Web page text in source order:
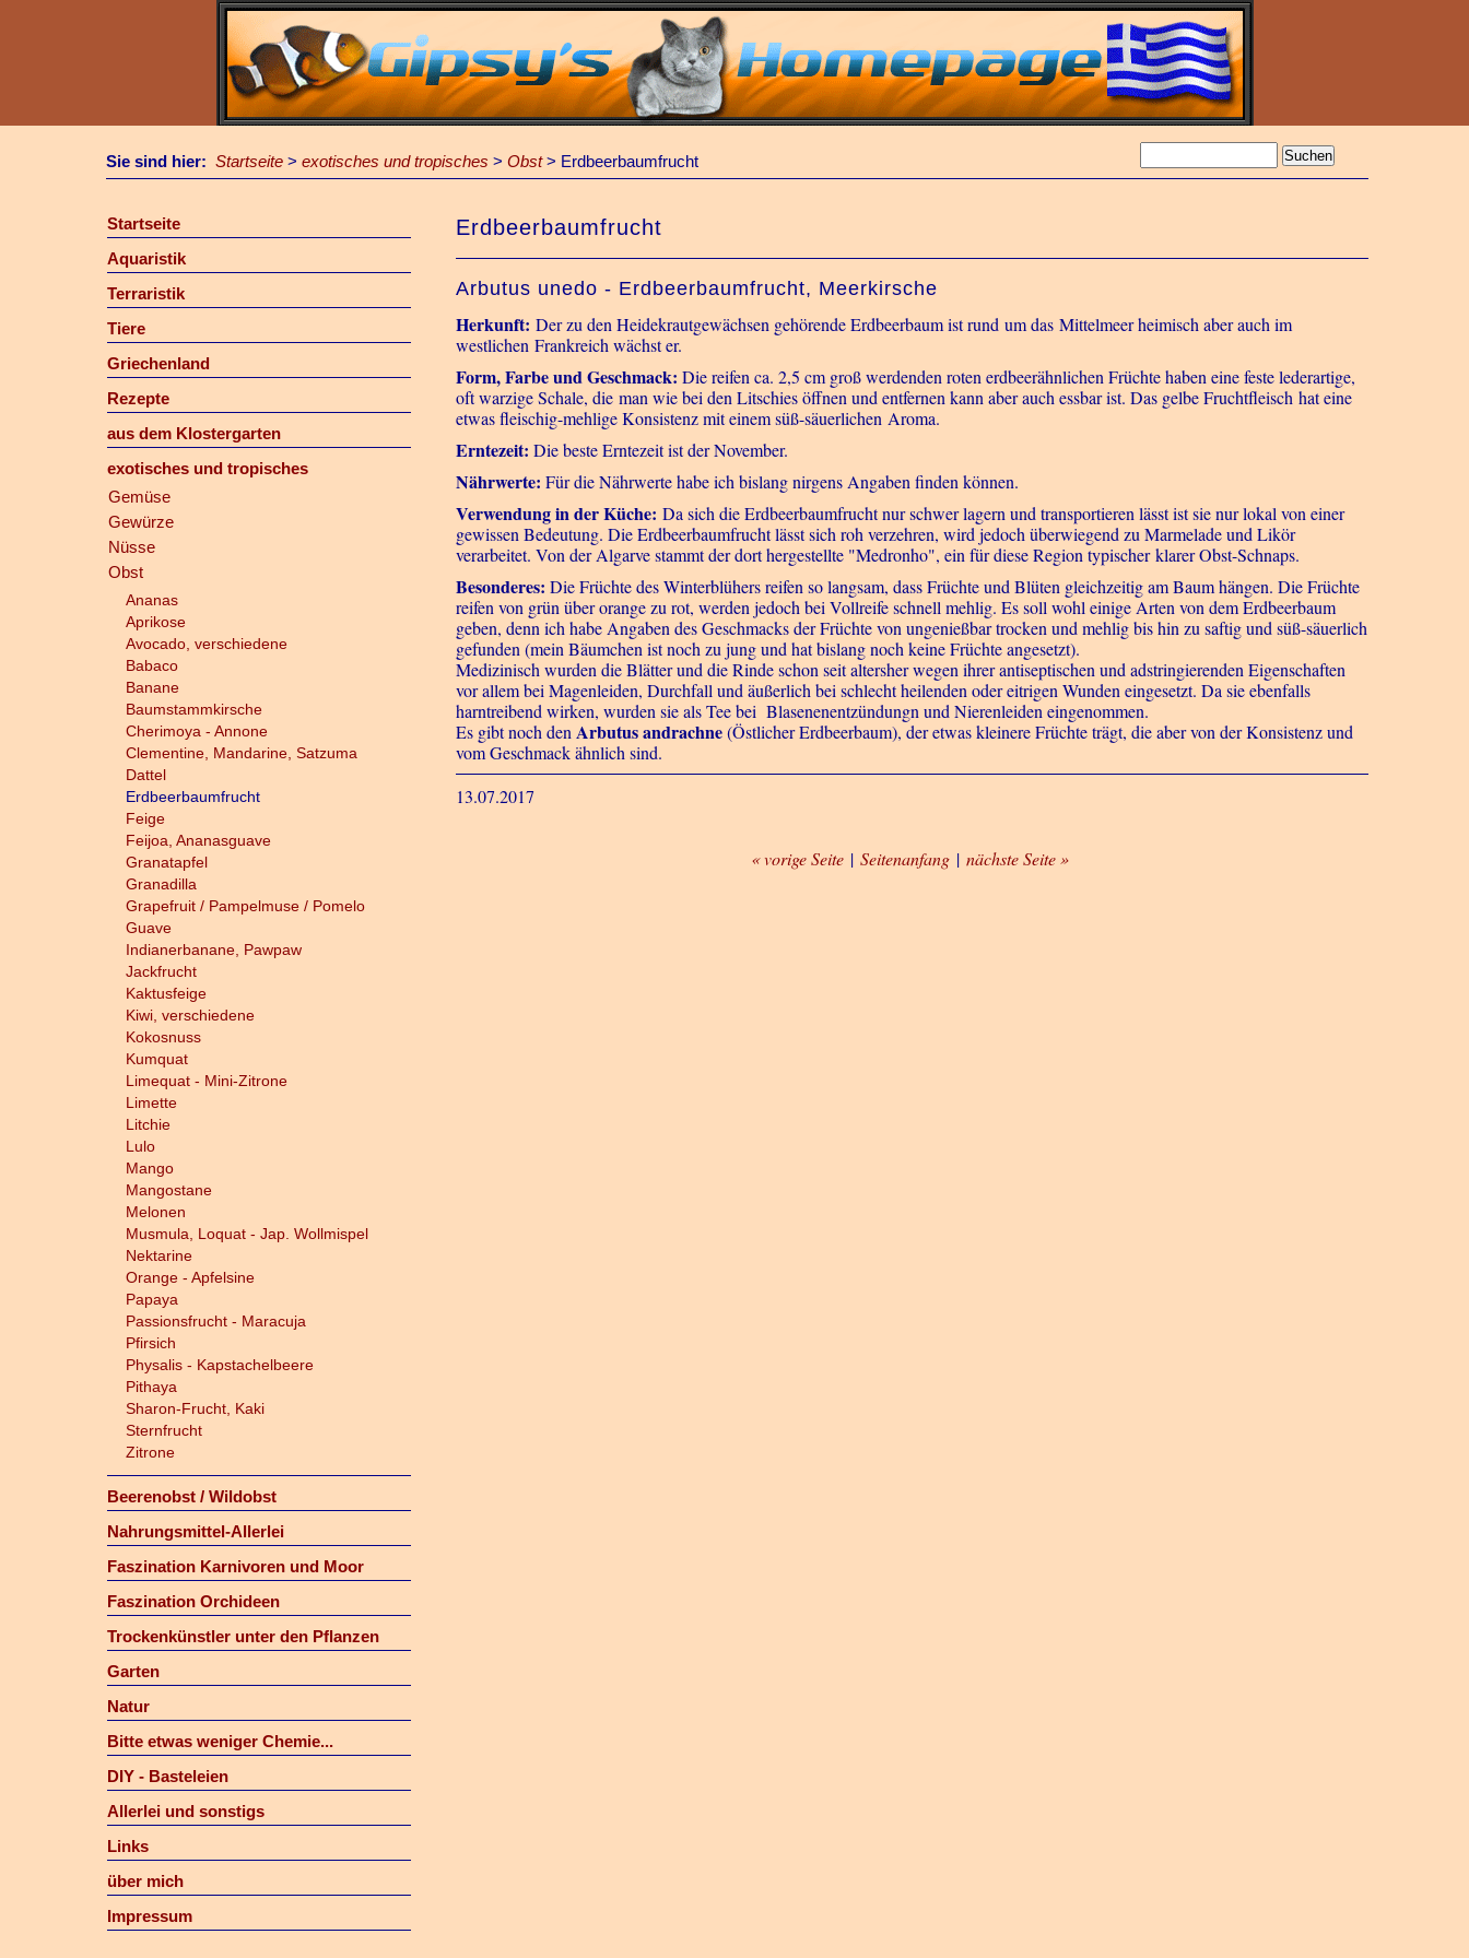
Sie sind hier: Startseite > exotisches und tropisches > Obst> Erdbeerbaumfrucht
Startseite
Aquaristik
Terraristik
Tiere
Griechenland
Rezepte
aus dem Klostergarten
exotisches und tropisches
Gemüse
Gewürze
Nüsse
Obst
Ananas
Aprikose
Avocado, verschiedene
Babaco
Banane
Baumstammkirsche
Cherimoya - Annone
Clementine, Mandarine, Satzuma
Dattel
Erdbeerbaumfrucht
Feige
Feijoa, Ananasguave
Granatapfel
Granadilla
Grapefruit / Pampelmuse / Pomelo
Guave
Indianerbanane, Pawpaw
Jackfrucht
Kaktusfeige
Kiwi, verschiedene
Kokosnuss
Kumquat
Limequat - Mini-Zitrone
Limette
Litchie
Lulo
Mango
Mangostane
Melonen
Musmula, Loquat - Jap. Wollmispel
Nektarine
Orange - Apfelsine
Papaya
Passionsfrucht - Maracuja
Pfirsich
Physalis - Kapstachelbeere
Pithaya
Sharon-Frucht, Kaki
Sternfrucht
Zitrone
Beerenobst / Wildobst
Nahrungsmittel-Allerlei
Faszination Karnivoren und Moor
Faszination Orchideen
Trockenkünstler unter den Pflanzen
Garten
Natur
Bitte etwas weniger Chemie...
DIY - Basteleien
Allerlei und sonstigs
Links
über mich
Impressum
Erdbeerbaumfrucht
Arbutus unedo - Erdbeerbaumfrucht, Meerkirsche
Herkunft: Der zu den Heidekrautgewächsen gehörende Erdbeerbaum ist rund um das Mittelmeer heimisch aber auch im
westlichen Frankreich wächst er.
Form, Farbe und Geschmack: Die reifen ca. 2,5 cm groß werdenden roten erdbeerähnlichen Früchte haben eine feste lederartige,
oft warzige Schale, die man wie bei den Litschies öffnen und entfernen kann aber auch essbar ist. Das gelbe Fruchtfleisch hat eine
etwas fleischig-mehlige Konsistenz mit einem süß-säuerlichen Aroma.
Erntezeit: Die beste Erntezeit ist der November.
Nährwerte: Für die Nährwerte habe ich bislang nirgens Angaben finden können.
Verwendung in der Küche: Da sich die Erdbeerbaumfrucht nur schwer lagern und transportieren lässt ist sie nur lokal von einer
gewissen Bedeutung. Die Erdbeerbaumfrucht lässt sich roh verzehren, wird jedoch überwiegend zu Marmelade und Likör
verarbeitet. Von der Algarve stammt der dort hergestellte "Medronho", ein für diese Region typischer klarer Obst-Schnaps.
Besonderes: Die Früchte des Winterblühers reifen so langsam, dass Früchte und Blüten gleichzeitig am Baum hängen. Die Früchte
reifen von grün über orange zu rot, werden jedoch bei Vollreife schnell mehlig. Es soll wohl einige Arten von dem Erdbeerbaum
geben, denn ich habe Angaben des Geschmacks der Früchte von ungenießbar trocken und mehlig bis hin zu saftig und süß-säuerlich
gefunden (mein Bäumchen ist noch zu jung und hat bislang noch keine Früchte angesetzt).
Medizinisch wurden die Blätter und die Rinde schon seit altersher wegen ihrer antiseptischen und adstringierenden Eigenschaften
vor allem bei Magenleiden, Durchfall und äußerlich bei schlecht heilenden oder eitrigen Wunden eingesetzt. Da sie ebenfalls
harntreibend wirken, wurden sie als Tee bei Blasenenentzündungn und Nierenleiden eingenommen.
Es gibt noch den Arbutus andrachne(Östlicher Erdbeerbaum), der etwas kleinere Früchte trägt, die aber von der Konsistenz und
vom Geschmack ähnlich sind.
13.07.2017
« vorige Seite | Seitenanfang | nächste Seite »